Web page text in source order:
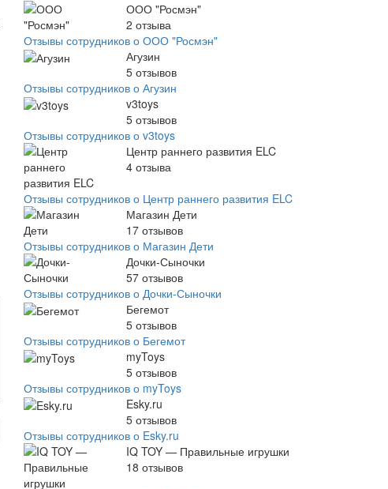
ООО "Росмэн"
2 отзыва
Отзывы сотрудников о ООО "Росмэн"
Агузин
5 отзывов
Отзывы сотрудников о Агузин
v3toys
5 отзывов
Отзывы сотрудников о v3toys
Центр раннего развития ELC
4 отзыва
Отзывы сотрудников о Центр раннего развития ELC
Магазин Дети
17 отзывов
Отзывы сотрудников о Магазин Дети
Дочки-Сыночки
57 отзывов
Отзывы сотрудников о Дочки-Сыночки
Бегемот
5 отзывов
Отзывы сотрудников о Бегемот
myToys
5 отзывов
Отзывы сотрудников о myToys
Esky.ru
5 отзывов
Отзывы сотрудников о Esky.ru
IQ TOY — Правильные игрушки
18 отзывов